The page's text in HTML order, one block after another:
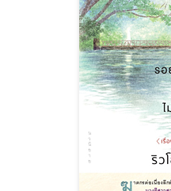
雑誌
CD
DVD・ブル
雑貨